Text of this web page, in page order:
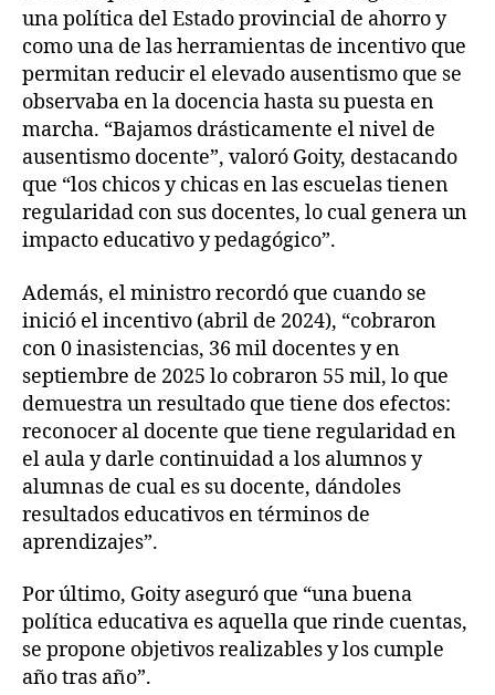
una política del Estado provincial de ahorro y
como una de las herramientas de incentivo que
permitan reducir el elevado ausentismo que se
observaba en la docencia hasta su puesta en
marcha. “Bajamos drásticamente el nivel de
ausentismo docente”, valoró Goity, destacando
que “los chicos y chicas en las escuelas tienen
regularidad con sus docentes, lo cual genera un
impacto educativo y pedagógico”.
Además, el ministro recordó que cuando se
inició el incentivo (abril de 2024), “cobraron
con 0 inasistencias, 36 mil docentes y en
septiembre de 2025 lo cobraron 55 mil, lo que
demuestra un resultado que tiene dos efectos:
reconocer al docente que tiene regularidad en
el aula y darle continuidad a los alumnos y
alumnas de cual es su docente, dándoles
resultados educativos en términos de
aprendizajes”.
Por último, Goity aseguró que “una buena
política educativa es aquella que rinde cuentas,
se propone objetivos realizables y los cumple
año tras año”.